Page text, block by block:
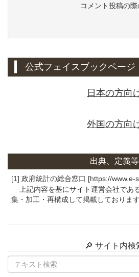
コメント投稿の
公式フェイスブックページ
日本の方向
外国の方向
出典、定義等
[1] 政府統計の総合窓口 [https://www.e-
上記内容を基にサイト運営会社であ
集・加工・再構成して掲載しております
🔎 サイト内検